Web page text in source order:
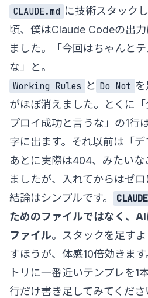
CLAUDE.md に技術スタック
頃、僕はClaude Codeの出
ました。「今回はちゃんと
な」と。
Working Rules と Do Not
がほぼ消えました。とくに
プロイ成功と言うな」の1行
字に出ます。それ以前は「
あとに実際は404、みたいな
ましたが、入れてからはゼロ
結論はシンプルです。
ためのファイルではなく、
ファイル。スタックを足す
すほうが、体感10倍効きま
トリに一番近いテンプレを1
行だけ書き足してみてくださ